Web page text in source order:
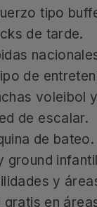
tipo
de tarde.
de
voleibol
de escalar.
de bateo.
ground
y
gratis en